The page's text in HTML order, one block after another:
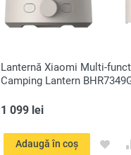
Lanternă Xiaomi Multi-
Camping Lantern
1 099 lei
Adaugă în coș